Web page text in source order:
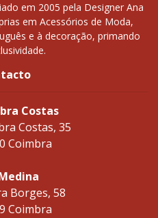
em 2005 pela Designer Ana
em Acessórios de Moda,
e à decoração, primando
Costas
Costas, 35
Coimbra
Borges, 58
Coimbra